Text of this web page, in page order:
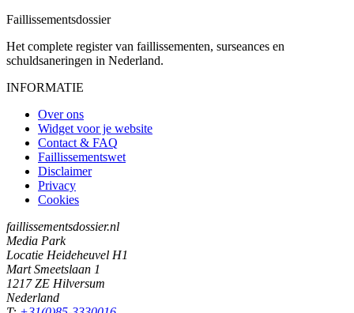
Faillissementsdossier
Het complete register van faillissementen, surseances en
schuldsaneringen in Nederland.
INFORMATIE
Over ons
Widget voor je website
Contact & FAQ
Faillissementswet
Disclaimer
Privacy
Cookies
faillissementsdossier.nl
Media Park
Locatie Heideheuvel H1
Mart Smeetslaan 1
1217 ZE Hilversum
Nederland